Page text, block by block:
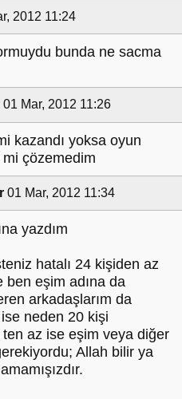
2012 11:24
bunda ne sacma
01 Mar, 2012 11:26
kazandı yoksa oyun
çözemedim
01 Mar, 2012 11:34
yazdım
hatalı 24 kişiden az
ben eşim adına da
arkadaşlarım da
ise neden 20 kişi
ten az ise eşim veya diğer
Allah bilir ya